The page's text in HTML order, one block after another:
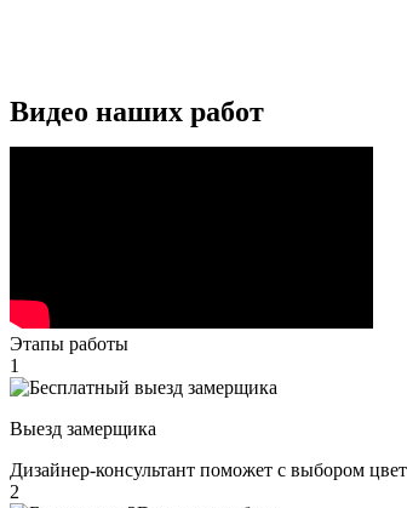
Видео наших работ
Этапы работы
1
Выезд замерщика
Дизайнер-консультант поможет с выбором
2